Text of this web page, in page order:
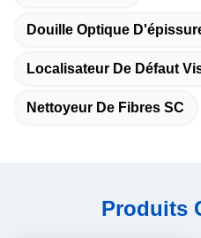
Douille Optique
Localisateur De Défaut
Nettoyeur De Fibres SC
Produits